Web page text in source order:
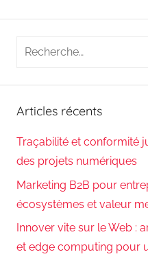
Recherche
Articles récents
Traçabilité et conformité
des projets numériques
Marketing B2B pour
écosystèmes et valeur
Innover vite sur le Web :
et edge computing pour